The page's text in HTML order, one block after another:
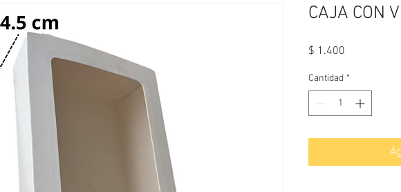
CAJA CON
$ 1.400
Cantidad *